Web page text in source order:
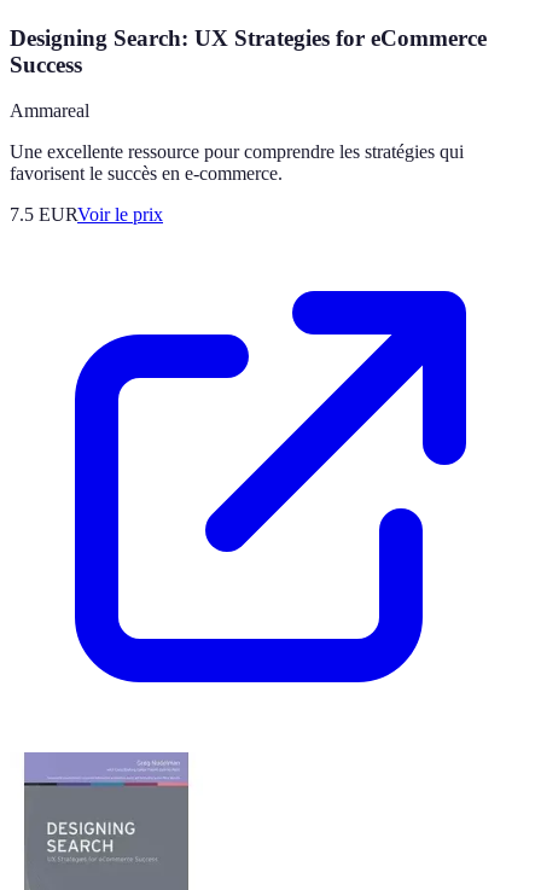
Designing Search: UX Strategies for eCommerce
Success
Ammareal
Une excellente ressource pour comprendre les stratégies qui
favorisent le succès en e-commerce.
7.5 EURVoir le prix